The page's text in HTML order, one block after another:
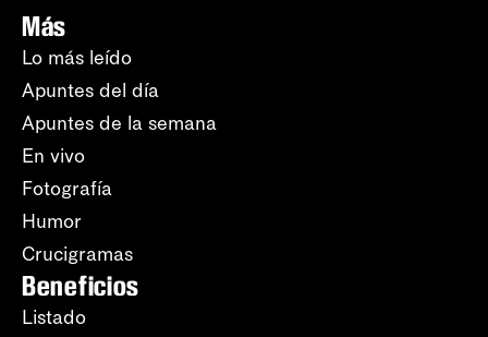
Más
Lo más leído
Apuntes del día
Apuntes de la semana
En vivo
Fotografía
Humor
Crucigramas
Beneficios
Listado